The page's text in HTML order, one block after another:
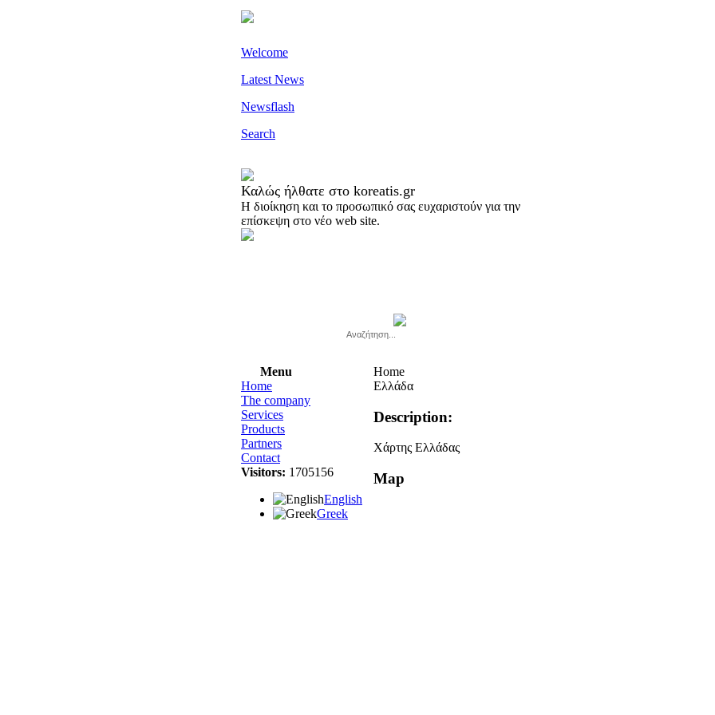
Welcome
Latest News
Newsflash
Search
Καλώς ήλθατε στο koreatis.gr
H διοίκηση και το προσωπικό σας ευχαριστούν για την
επίσκεψη στο νέο web site.
Menu
Home
The company
Services
Products
Partners
Contact
Visitors: 1705156
English
Greek
Home
Ελλάδα
Description:
Χάρτης Ελλάδας
Map